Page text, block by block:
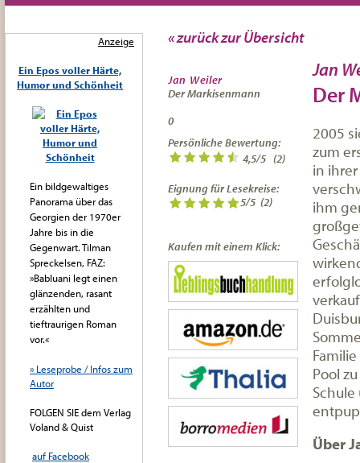
« zurück zur Übersicht
Jan Weiler
Der Markisenmann
0
Persönliche Bewertung:
4,5/5 (2)
Eignung für Lesekreise:
5/5 (2)
Kaufen mit einem Klick:
Jan
Der
2005
zum
in
ihm
Pool
Über
Anzeige
Ein Epos voller Härte,
Humor und Schönheit
Ein bildgewaltiges
Panorama über das
Georgien der 1970er
Jahre bis in die
Gegenwart. Tilman
Spreckelsen, FAZ:
»Babluani legt einen
glänzenden, rasant
erzählten und
tieftraurigen Roman
vor.«
» Leseprobe / Infos zum
Autor
FOLGEN SIE dem Verlag
Voland & Quist
auf Facebook